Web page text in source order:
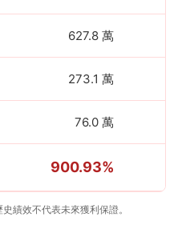
627.8 萬
273.1 萬
76.0 萬
900.93%
績效不代表未來獲利保證。